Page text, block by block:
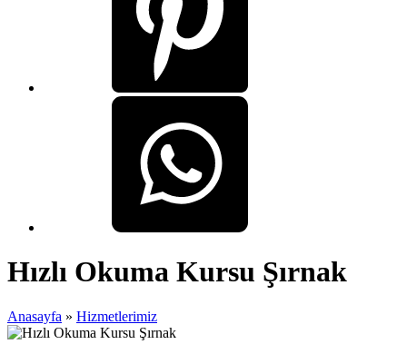
Hızlı Okuma Kursu Şırnak
Anasayfa » Hizmetlerimiz